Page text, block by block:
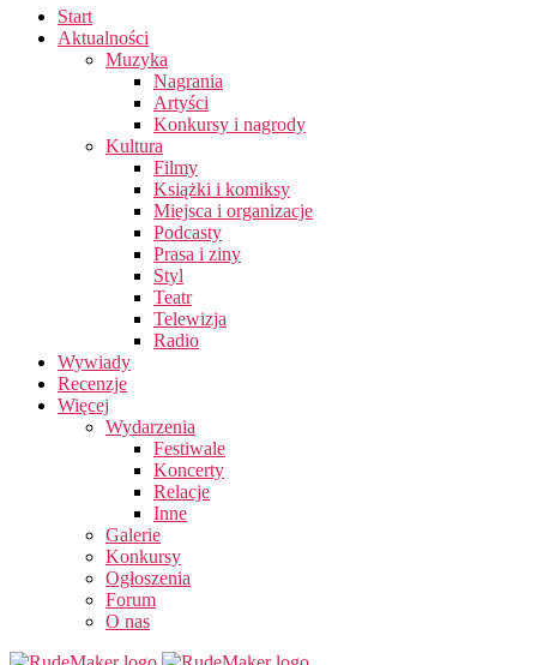
Start
Aktualności
Muzyka
Nagrania
Artyści
Konkursy i nagrody
Kultura
Filmy
Książki i komiksy
Miejsca i organizacje
Podcasty
Prasa i ziny
Styl
Teatr
Telewizja
Radio
Wywiady
Recenzje
Więcej
Wydarzenia
Festiwale
Koncerty
Relacje
Inne
Galerie
Konkursy
Ogłoszenia
Forum
O nas